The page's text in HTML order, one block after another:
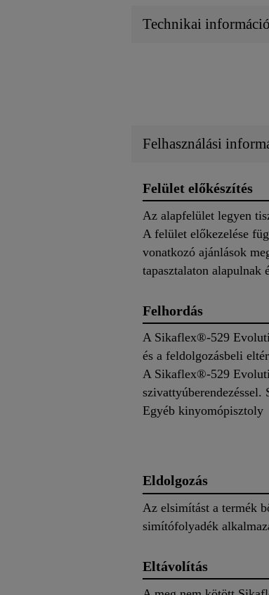
Technikai információ
Felhasználási
Felület előkészítés
Az alapfelület legyen
A felület előkezelése
vonatkozó ajánlások
tapasztalaton alapulnak
Felhordás
A Sikaflex®-529
és a feldolgozásbeli
A Sikaflex®-529
Egyéb kinyomópisztoly
Eldolgozás
Az elsimítást a termék
simítófolyadék
Eltávolítás